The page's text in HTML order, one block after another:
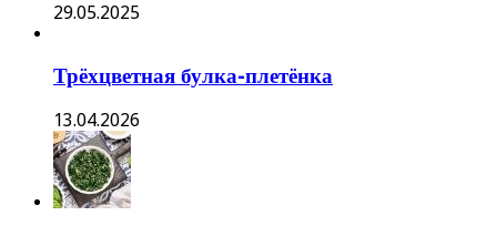
29.05.2025
Трёхцветная булка-плетёнка
13.04.2026